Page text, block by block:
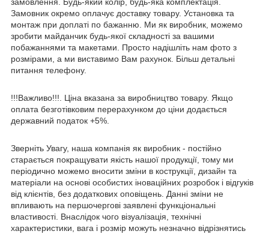
Замовник окремо оплачує доставку товару. Установка та
монтаж при доплаті по бажанню. Ми як виробник, можемо
зробити майданчик будь-якої складності за вашими
побажаннями та макетами. Просто надішліть нам фото з
розмірами, а ми виставимо Вам рахунок. Більш детальні
питання телефону.
!!!Важливо!!!. Ціна вказана за виробництво товару. Якщо
оплата безготівковим перерахунком до ціни додається
державний податок +5%.
Зверніть Увагу, наша компанія як виробник - постійно
старається покращувати якість нашої продукції, тому ми
періодично можемо вносити зміни в кострукції, дизайн та
матеріали на основі особистих іноваційних розробок і відгуків
від клієнтів, без додаткових оповіщень. Данні зміни не
впливають на першочергові заявлені функціональні
властивості. Внаслідок чого візуалізація, технічні
характеристики, вага і розмір можуть незначно відрізнятись